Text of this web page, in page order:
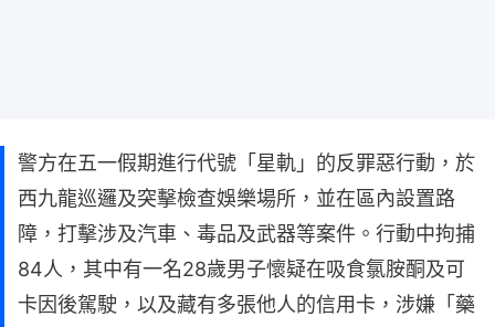
警方在五一假期進行代號「星軌」的反罪惡行動，於
西九龍巡邏及突擊檢查娛樂場所，並在區內設置路
障，打擊涉及汽車、毒品及武器等案件。行動中拘捕
84人，其中有一名28歲男子懷疑在吸食氯胺酮及可
卡因後駕駛，以及藏有多張他人的信用卡，涉嫌「藥